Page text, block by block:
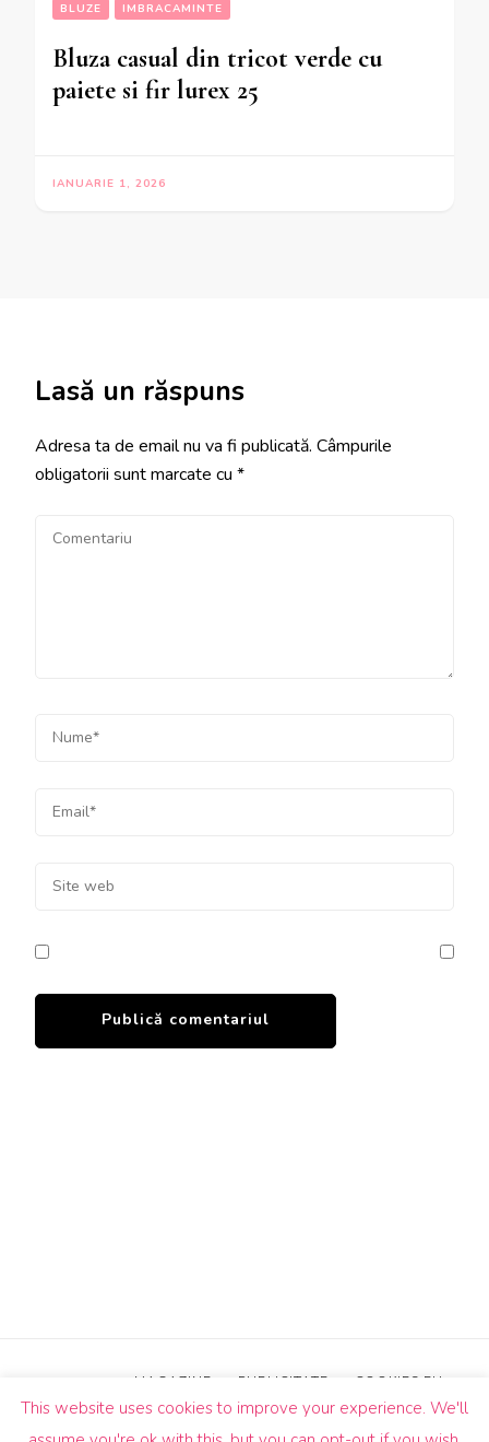
BLUZE IMBRACAMINTE
Bluza casual din tricot verde cu
paiete si fir lurex 25
IANUARIE 1, 2026
Lasă un răspuns
Adresa ta de email nu va fi publicată. Câmpurile
obligatorii sunt marcate cu *
MAGAZINE PUBLICITATE COOKIES EU
This website uses cookies to improve your experience. We'll